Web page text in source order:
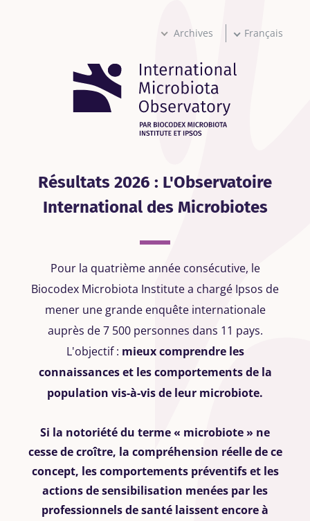
Archives Français
Résultats 2026 : L'Observatoire
International des Microbiotes
Pour la quatrième année consécutive, le
Biocodex Microbiota Institute a chargé Ipsos de
mener une grande enquête internationale
auprès de 7 500 personnes dans 11 pays.
L'objectif : mieux comprendre les
connaissances et les comportements de la
population vis-à-vis de leur microbiote.
Si la notoriété du terme « microbiote » ne
cesse de croître, la compréhension réelle de ce
concept, les comportements préventifs et les
actions de sensibilisation menées par les
professionnels de santé laissent encore à